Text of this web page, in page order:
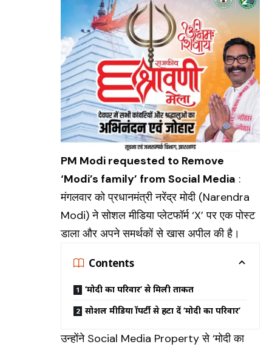
PM Modi requested to Remove
‘Modi’s family’ from Social Media :
मंगलवार को प्रधानमंत्री नरेंद्र मोदी (Narendra
Modi) ने सोशल मीडिया प्लेटफॉर्म ‘X’ पर एक पोस्ट
डाला और अपने समर्थकों से खास अपील की है।
Contents
‘मोदी का परिवार’ से मिली ताकत
सोशल मीडिया प्रॉपर्टी से हटा दें ‘मोदी का परिवार’
उन्होंने Social Media Property से ‘मोदी का